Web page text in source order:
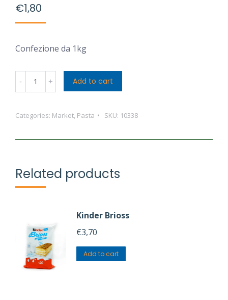
€1,80
Confezione da 1kg
Poiatti
Sedani
N.48
Add to cart
Categories: Market, Pasta SKU: 10338
Related products
Kinder Brioss
€3,70
Add to cart